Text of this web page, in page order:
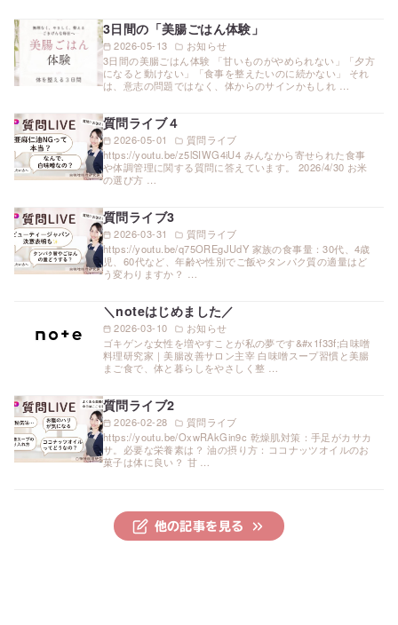
2026-05-13 お知らせ
3日間の「美腸ごはん体験」
3日間の美腸ごはん体験 「甘いものがやめられない」「夕方
になると動けない」「食事を整えたいのに続かない」 それ
は、意志の問題ではなく、体からのサインかもしれ …
2026-05-01 質問ライブ
質問ライブ４
https://youtu.be/z5lSIWG4iU4 みんなから寄せられた食事
や体調管理に関する質問に答えています。 2026/4/30 お米
の選び方 …
2026-03-31 質問ライブ
質問ライブ3
https://youtu.be/q75OREgJUdY 家族の食事量：30代、4歳
児、60代など、年齢や性別でご飯やタンパク質の適量はど
う変わりますか？ …
2026-03-10 お知らせ
＼noteはじめました／
ゴキゲンな女性を増やすことが私の夢です&#x1f33f;白味噌
料理研究家｜美腸改善サロン主宰 白味噌スープ習慣と美腸
まご食で、体と暮らしをやさしく整 …
2026-02-28 質問ライブ
質問ライブ2
https://youtu.be/OxwRAkGin9c 乾燥肌対策：手足がカサカ
サ。必要な栄養素は？ 油の摂り方：ココナッツオイルのお
菓子は体に良い？ 甘 …
他の記事を見る